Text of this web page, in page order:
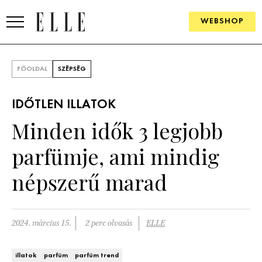
WEBSHOP
SZÉPSÉG
KULTÚRA
PSZICHÉ
ÉLETMÓD
PÁRKAPCSOLAT
FŐOLDAL SZÉPSÉG
IDŐTLEN ILLATOK
Minden idők 3 legjobb
parfümje, ami mindig
népszerű marad
2024. március 15. 2 perc olvasás ELLE
illatok parfüm parfüm trend